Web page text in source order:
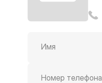
вправо
Имя
Номер телефона